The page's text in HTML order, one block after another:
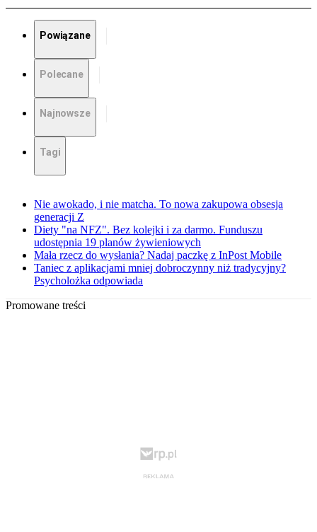
Powiązane
Polecane
Najnowsze
Tagi
Nie awokado, i nie matcha. To nowa zakupowa obsesja
generacji Z
Diety "na NFZ". Bez kolejki i za darmo. Funduszu
udostępnia 19 planów żywieniowych
Mała rzecz do wysłania? Nadaj paczkę z InPost Mobile
Taniec z aplikacjami mniej dobroczynny niż tradycyjny?
Psycholożka odpowiada
Promowane treści